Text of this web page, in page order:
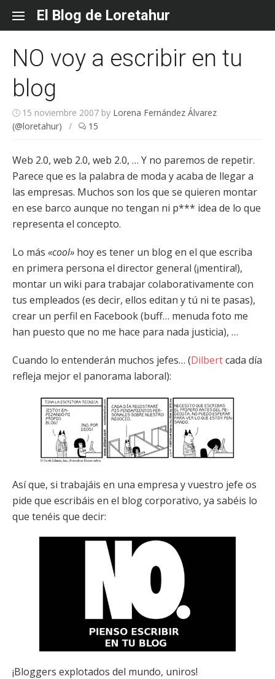
content
El Blog de Loretahur
NO voy a escribir en tu
blog
15 noviembre 2007 by Lorena Fernández Álvarez
(@loretahur)
/ 15
Web 2.0, web 2.0, web 2.0, … Y no paremos de repetir.
Parece que es la palabra de moda y acaba de llegar a
las empresas. Muchos son los que se quieren montar
en ese barco aunque no tengan ni p*** idea de lo que
representa el concepto.
Lo más «cool» hoy es tener un blog en el que escriba
en primera persona el director general (¡mentira!),
montar un wiki para trabajar colaborativamente con
tus empleados (es decir, ellos editan y tú ni te pasas),
crear un perfil en Facebook (buff… menuda foto me
han puesto que no me hace para nada justicia), …
Cuando lo entenderán muchos jefes… (Dilbertcada día
refleja mejor el panorama laboral):
Así que, si trabajáis en una empresa y vuestro jefe os
pide que escribáis en el blog corporativo, ya sabéis lo
que tenéis que decir:
¡Bloggers explotados del mundo, uniros!